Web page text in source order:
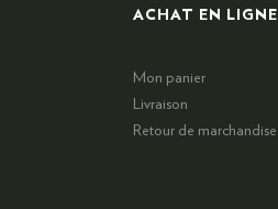
ACHAT EN LIGNE
Mon panier
Livraison
Retour de marchandise